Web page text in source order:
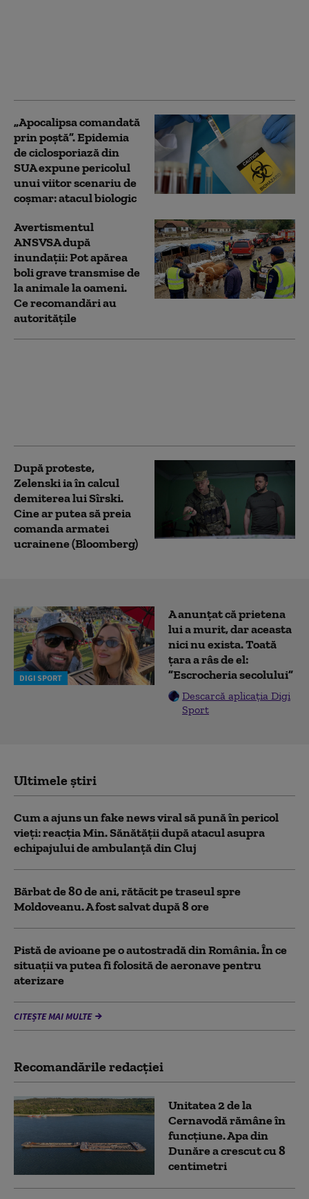
„Apocalipsa comandată
prin poștă”. Epidemia
de ciclosporiază din
SUA expune pericolul
unui viitor scenariu de
coșmar: atacul biologic
Avertismentul
ANSVSA după
inundații: Pot apărea
boli grave transmise de
la animale la oameni.
Ce recomandări au
autoritățile
După proteste,
Zelenski ia în calcul
demiterea lui Sîrski.
Cine ar putea să preia
comanda armatei
ucrainene (Bloomberg)
DIGI SPORT
A anunțat că prietena
lui a murit, dar aceasta
nici nu exista. Toată
țara a râs de el:
”Escrocheria secolului”
Descarcă aplicația Digi
Sport
Ultimele știri
Cum a ajuns un fake news viral să pună în pericol
vieți: reacția Min. Sănătății după atacul asupra
echipajului de ambulanță din Cluj
Bărbat de 80 de ani, rătăcit pe traseul spre
Moldoveanu. A fost salvat după 8 ore
Pistă de avioane pe o autostradă din România. În ce
situații va putea fi folosită de aeronave pentru
aterizare
CITEȘTE MAI MULTE
Recomandările redacţiei
Unitatea 2 de la
Cernavodă rămâne în
funcțiune. Apa din
Dunăre a crescut cu 8
centimetri